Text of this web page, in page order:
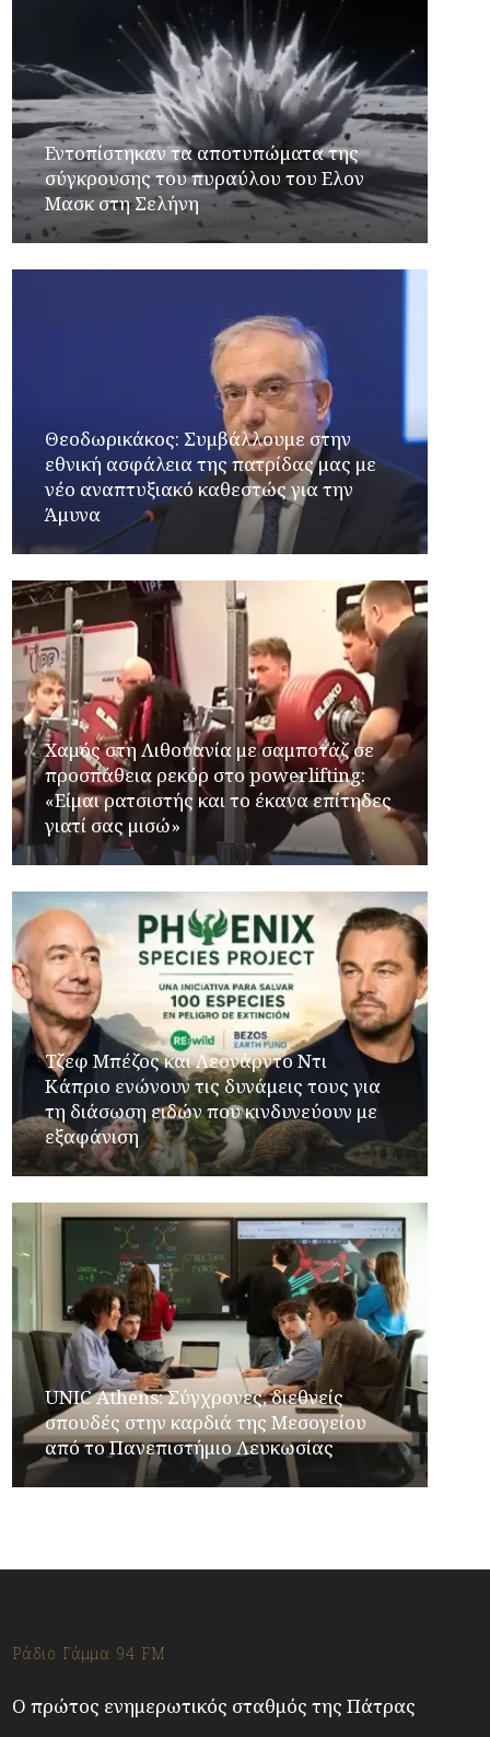
Εντοπίστηκαν τα αποτυπώματα της
σύγκρουσης του πυραύλου του Ελον
Μασκ στη Σελήνη
Θεοδωρικάκος: Συμβάλλουμε στην
εθνική ασφάλεια της πατρίδας μας με
νέο αναπτυξιακό καθεστώς για την
Άμυνα
Χαμός στη Λιθουανία με σαμποτάζ σε
προσπάθεια ρεκόρ στο powerlifting:
«Είμαι ρατσιστής και το έκανα επίτηδες
γιατί σας μισώ»
Τζεφ Μπέζος και Λεονάρντο Ντι
Κάπριο ενώνουν τις δυνάμεις τους για
τη διάσωση ειδών που κινδυνεύουν με
εξαφάνιση
UNIC Athens: Σύγχρονες, διεθνείς
σπουδές στην καρδιά της Μεσογείου
από το Πανεπιστήμιο Λευκωσίας
Ράδιο Γάμμα 94 FM
Ο πρώτος ενημερωτικός σταθμός της Πάτρας